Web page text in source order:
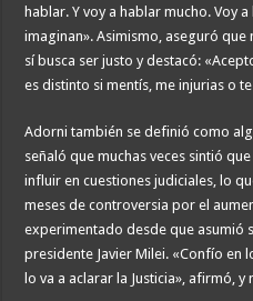
hablar. Y voy a hablar mucho. Voy
imaginan». Asimismo, aseguró
sí busca ser justo y destacó:
es distinto si mentís, me injurias o
Adorni también se definió como
señaló que muchas veces sintió
influir en cuestiones judiciales, lo
meses de controversia por el
experimentado desde que asumió
presidente Javier Milei. «Confío en
lo va a aclarar la Justicia», afirmó,